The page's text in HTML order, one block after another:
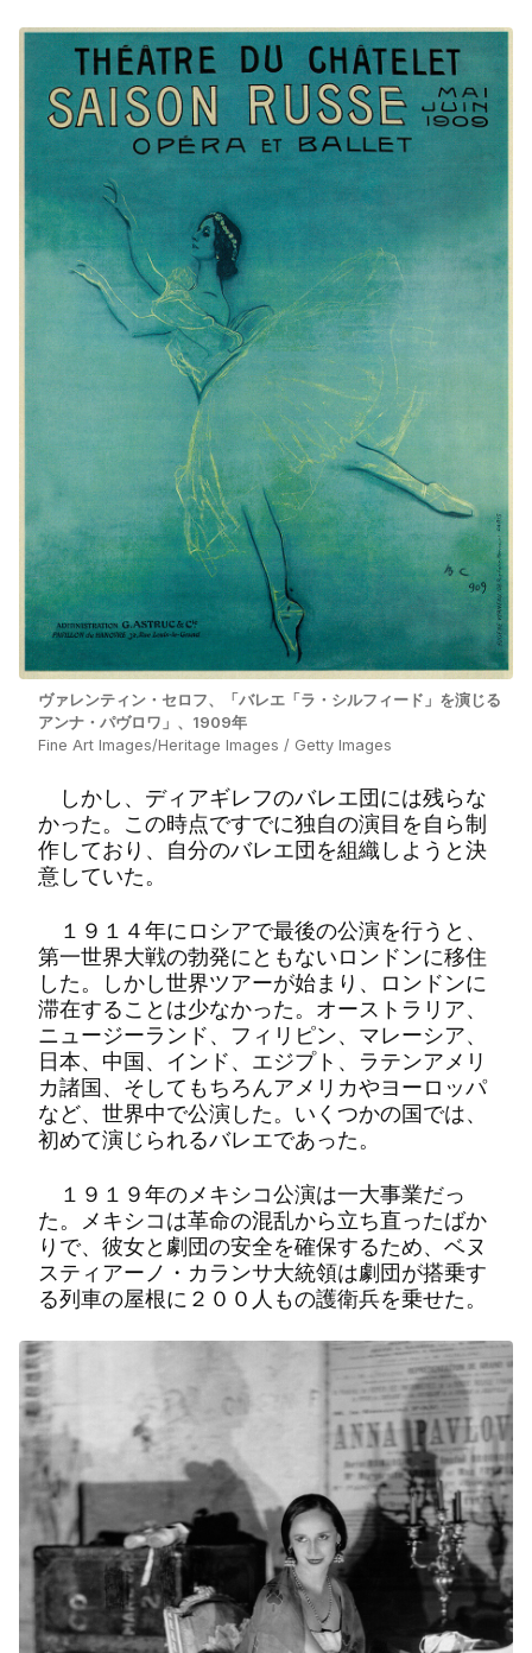
ヴァレンティン・セロフ、「バレエ「ラ・シルフィード」を演じる
アンナ・パヴロワ」、1909年
Fine Art Images/Heritage Images / Getty Images
しかし、ディアギレフのバレエ団には残らな
かった。この時点ですでに独自の演目を自ら制
作しており、自分のバレエ団を組織しようと決
意していた。
１９１４年にロシアで最後の公演を行うと、
第一世界大戦の勃発にともないロンドンに移住
した。しかし世界ツアーが始まり、ロンドンに
滞在することは少なかった。オーストラリア、
ニュージーランド、フィリピン、マレーシア、
日本、中国、インド、エジプト、ラテンアメリ
カ諸国、そしてもちろんアメリカやヨーロッパ
など、世界中で公演した。いくつかの国では、
初めて演じられるバレエであった。
１９１９年のメキシコ公演は一大事業だっ
た。メキシコは革命の混乱から立ち直ったばか
りで、彼女と劇団の安全を確保するため、ベヌ
スティアーノ・カランサ大統領は劇団が搭乗す
る列車の屋根に２００人もの護衛兵を乗せた。